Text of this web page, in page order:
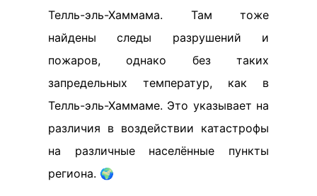
Телль-эль-Хаммама. Там тоже
найдены следы разрушений и
пожаров, однако без таких
запредельных температур, как в
Телль-эль-Хаммаме. Это указывает на
различия в воздействии катастрофы
на различные населённые пункты
региона. 🌍